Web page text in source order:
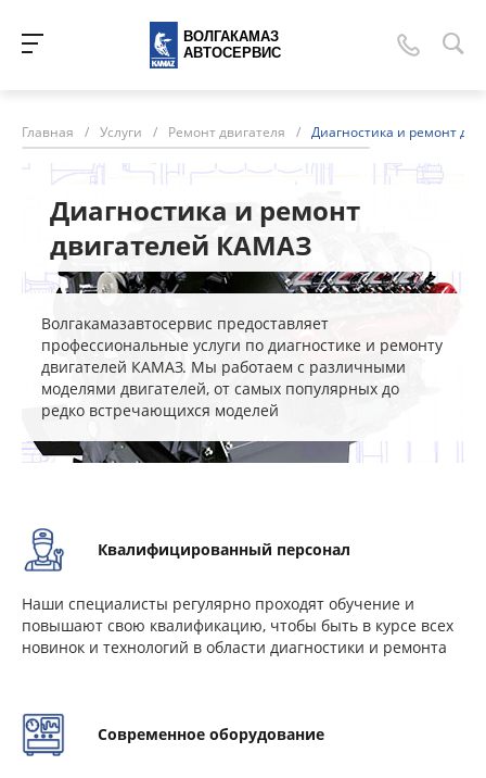
ВОЛГАКАМАЗ
АВТОСЕРВИС
Главная / Услуги / Ремонт двигателя / Диагностика и ремонт
Диагностика и ремонт
двигателей КАМАЗ
Волгакамазавтосервис предоставляет
профессиональные услуги по диагностике и ремонту
двигателей КАМАЗ. Мы работаем с различными
моделями двигателей, от самых популярных до
редко встречающихся моделей
Квалифицированный персонал
Наши специалисты регулярно проходят обучение и
повышают свою квалификацию, чтобы быть в курсе всех
новинок и технологий в области диагностики и ремонта
Современное оборудование